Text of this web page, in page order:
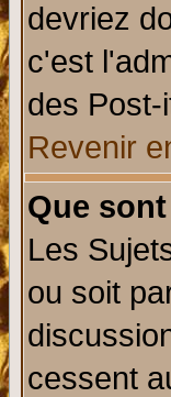
devriez
c'est
des Post-
Revenir
Que
Les
ou soit
cessent